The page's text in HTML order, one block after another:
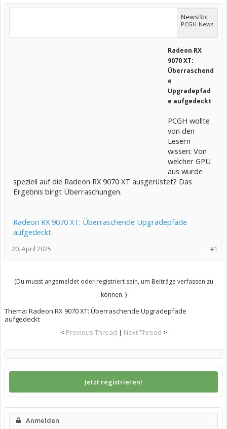
NewsBot
PCGH-News
Radeon RX
9070 XT:
Überraschend
e
Upgradepfad
e aufgedeckt
PCGH wollte
von den
Lesern
wissen: Von
welcher GPU
aus wurde
speziell auf die Radeon RX 9070 XT ausgerüstet? Das
Ergebnis birgt Überraschungen.
Radeon RX 9070 XT: Überraschende Upgradepfade
aufgedeckt
#1
20. April 2025
(Du musst angemeldet oder registriert sein, um Beiträge verfassen zu
können. )
Thema: Radeon RX 9070 XT: Überraschende Upgradepfade
aufgedeckt
< Previous Thread | Next Thread >
Jetzt registrieren!
Anmelden